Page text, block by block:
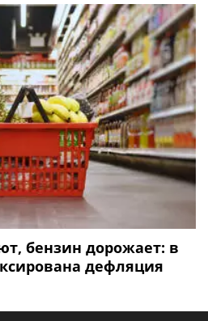
бензин дорожает: в
дефляция